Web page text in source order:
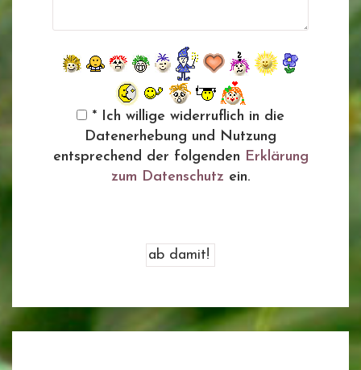
* Ich willige widerruflich in die
Datenerhebung und Nutzung
entsprechend der folgenden Erklärung
zum Datenschutz ein.